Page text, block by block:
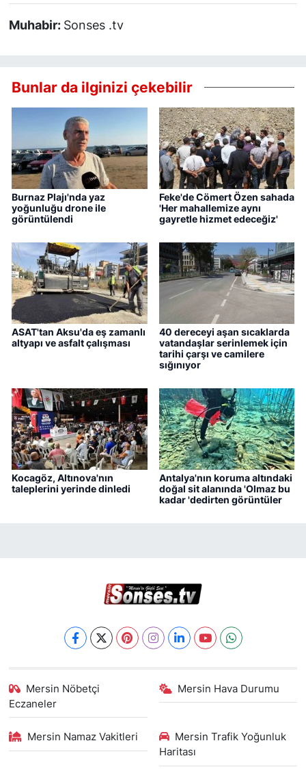
Muhabir: Sonses .tv
Bunlar da ilginizi çekebilir
Burnaz Plajı'nda yaz
yoğunluğu drone ile
görüntülendi
Feke'de Cömert Özen sahada
'Her mahallemize aynı
gayretle hizmet edeceğiz'
ASAT'tan Aksu'da eş zamanlı
altyapı ve asfalt çalışması
40 dereceyi aşan sıcaklarda
vatandaşlar serinlemek için
tarihi çarşı ve camilere
sığınıyor
Kocagöz, Altınova'nın
taleplerini yerinde dinledi
Antalya'nın koruma altındaki
doğal sit alanında 'Olmaz bu
kadar 'dedirten görüntüler
Mersin Nöbetçi
Eczaneler
Mersin Hava Durumu
Mersin Namaz Vakitleri
Mersin Trafik Yoğunluk
Haritası